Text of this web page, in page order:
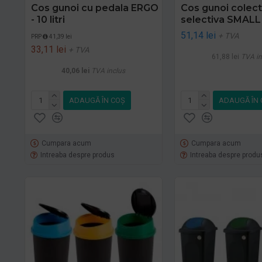
Cos gunoi cu pedala ERGO
- 10 litri
PRP 41,39 lei
33,11 lei + TVA
40,06 lei TVA inclus
ADAUGĂ ÎN COŞ
Cumpara acum
Intreaba despre produs
Cos gunoi
selectiva SMALL
51,14 lei + TVA
61,88 lei TVA
ADAUGĂ ÎN
Cumpara acum
Intreaba despre